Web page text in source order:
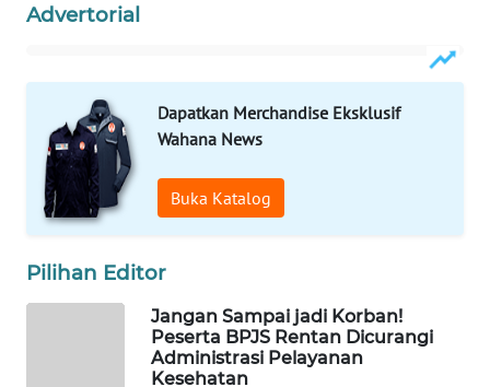
Advertorial
Dapatkan Merchandise Eksklusif
Wahana News
Buka Katalog
Pilihan Editor
Jangan Sampai jadi Korban!
Peserta BPJS Rentan Dicurangi
Administrasi Pelayanan
Kesehatan
WAHANA
WAHANANEWS
ID
WAHANANEWS
CO ID
WAHANANEWS